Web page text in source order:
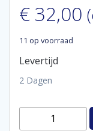
€ 32,00
11 op voorraad
Levertijd
2 Dagen
Hose